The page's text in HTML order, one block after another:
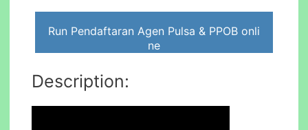
Run Pendaftaran Agen Pulsa & PPOB onli
ne
Description: